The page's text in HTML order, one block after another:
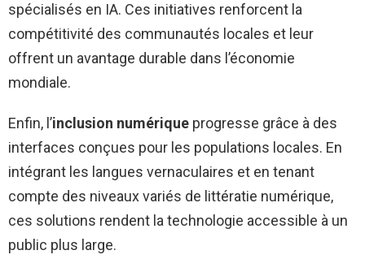
spécialisés en IA. Ces initiatives renforcent la
compétitivité des communautés locales et leur
offrent un avantage durable dans l’économie
mondiale.
Enfin, l’inclusion numérique progresse grâce à des
interfaces conçues pour les populations locales. En
intégrant les langues vernaculaires et en tenant
compte des niveaux variés de littératie numérique,
ces solutions rendent la technologie accessible à un
public plus large.